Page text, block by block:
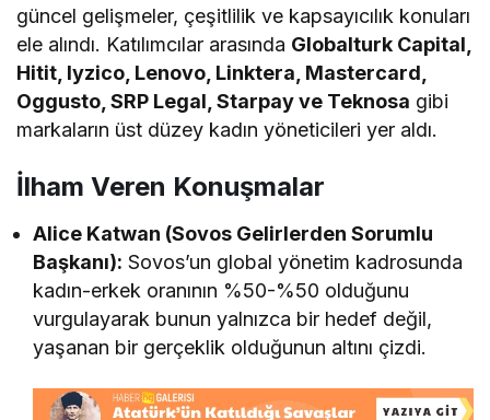
güncel gelişmeler, çeşitlilik ve kapsayıcılık konuları
ele alındı. Katılımcılar arasında Globalturk Capital,
Hitit, Iyzico, Lenovo, Linktera, Mastercard,
Oggusto, SRP Legal, Starpay ve Teknosa gibi
markaların üst düzey kadın yöneticileri yer aldı.
İlham Veren Konuşmalar
Alice Katwan (Sovos Gelirlerden Sorumlu
Başkanı): Sovos’un global yönetim kadrosunda
kadın-erkek oranının %50-%50 olduğunu
vurgulayarak bunun yalnızca bir hedef değil,
yaşanan bir gerçeklik olduğunun altını çizdi.